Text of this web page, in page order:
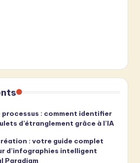
: comment identifier
d’étranglement grâce à l’IA
: votre guide complet
d’infographies intelligent
Paradigm